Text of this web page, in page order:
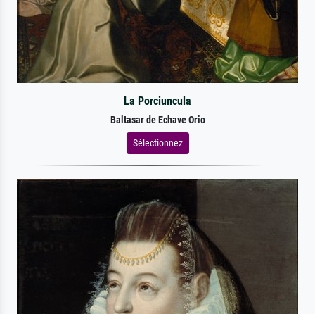
La Porciuncula
Baltasar de Echave Orio
Sélectionnez